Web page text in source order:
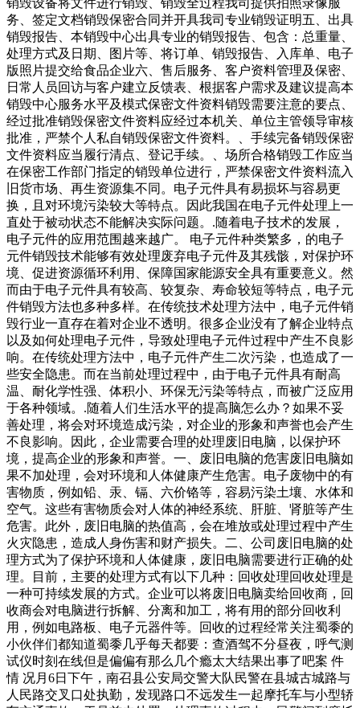
销毁设备将文件进行销毁、销毁全过程我司提供拍照录像服
务、签定文档销毁保密合同并开具我司专业销毁证明五、出具
销毁报告、本销毁中心出具专业的销毁报告、包含：总重量、
处理方式及日期、图片等、将订单、销毁报告、入库单、电子
版照片提交给食品企业六、售后服务、客户资料管理及保密、
日常人员回访与客户建立反馈表、根据客户需求及建议提高本
销毁中心服务水平及模式保密文件资料销毁需要注意的要点、
经过批准销毁保密文件资料应经过本机关、单位主管领导审核
批准，严禁个人私自销毁保密文件资料。、手续完备销毁保密
文件资料应当履行清点、登记手续。、场所合格销毁工作应当
在保密工作部门指定的销毁单位进行，严禁保密文件资料流入
旧货市场、再生资源集不同。电子元件具有易损坏与容易更
换，且对环境污染较大等特点。因此我国在电子元件处理上一
直处于被动状态不能解决实际问题。.随着电子技术的发展，
电子元件的应用范围越来越广。 电子元件种类繁多，的电子
元件销毁技术能够有效处理废弃电子元件及其残骸，对保护环
境、促进资源循环利用、保障国家能源安全具有重要意义。然
而由于电子元件具有较高、较复杂、寿命较短等特点，电子元
件销毁方法也多种多样。在传统技术处理方法中，电子元件销
毁行业一直存在着对企业不透明。很多企业没有了解企业特点
以及如何处理电子元件，导致处理电子元件过程中产生不良影
响。在传统处理方法中，电子元件产生二次污染，也造成了一
些安全隐患。而在当前处理过程中，由于电子元件具有耐高
温、耐化学性强、体积小、环保无污染等特点，而被广泛应用
于各种领域。.随着人们生活水平的提高脑怎么办？如果不妥
善处理，将会对环境造成污染，对企业的形象和声誉也会产生
不良影响。因此，企业需要合理的处理废旧电脑，以保护环
境，提高企业的形象和声誉。一、废旧电脑的危害废旧电脑如
果不加处理，会对环境和人体健康产生危害。电子废物中的有
害物质，例如铅、汞、镉、六价铬等，容易污染土壤、水体和
空气。这些有害物质会对人体的神经系统、肝脏、肾脏等产生
危害。此外，废旧电脑的热值高，会在堆放或处理过程中产生
火灾隐患，造成人身伤害和财产损失。二、公司废旧电脑的处
理方式为了保护环境和人体健康，废旧电脑需要进行正确的处
理。目前，主要的处理方式有以下几种：回收处理回收处理是
一种可持续发展的方式。企业可以将废旧电脑卖给回收商，回
收商会对电脑进行拆解、分离和加工，将有用的部分回收利
用，例如电路板、电子元器件等。回收的过程经常关注蜀黍的
小伙伴们都知道蜀黍几乎每天都要：查酒驾不分昼夜，呼气测
试仪时刻在线但是偏偏有那么几个瘾太大结果出事了吧案 件
情 况月6日下午，南召县公安局交警大队民警在县城古城路与
人民路交叉口处执勤，发现路口不远发生一起摩托车与小型轿